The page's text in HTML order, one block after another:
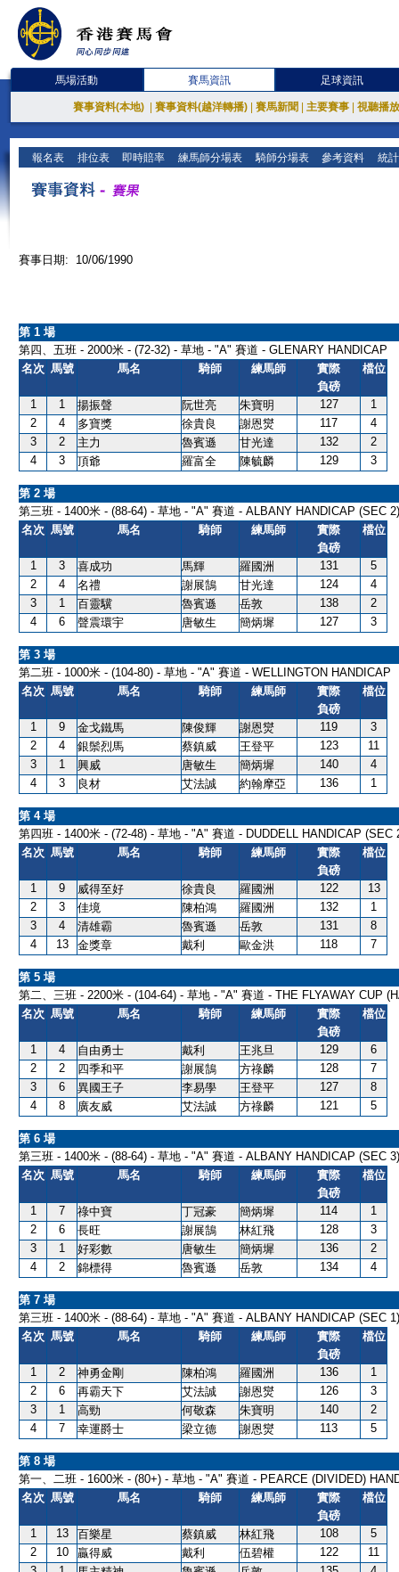
馬場活動 賽馬資訊 足球資訊
賽事資料(本地) 賽事資料(越洋轉播) 賽馬新聞 主要賽事 視聽播
報名表 排位表 即時賠率 練馬師分場表 騎師分場表 參考資料 統
賽事日期: 10/06/1990
第 1 場
第四、五班 - 2000米 - (72-32) - 草地 - "A" 賽道 - GLENARY HANDICAP
名次 馬號 馬名 騎師 練馬師
實際
負磅
檔位
1 1 揚振聲 阮世亮 朱寶明 127
1
2
4 多寶獎 徐貴良 謝恩爕 117
4
3
2 主力 魯賓遜 甘光達 132
2
4
3 頂爺 羅富全 陳毓麟 129 3
第 2 場
第三班 - 1400米 - (88-64) - 草地 - "A" 賽道 - ALBANY HANDICAP (SEC 2)
名次 馬號 馬名 騎師 練馬師
實際
負磅
檔位
1 3 喜成功 馬輝 羅國洲 131
5
2
4 名禮 謝展鵠 甘光達 124
4
3
1 百靈驥 魯賓遜 岳敦 138
2
4
6 聲震環宇 唐敏生 簡炳墀 127 3
第 3 場
第二班 - 1000米 - (104-80) - 草地 - "A" 賽道 - WELLINGTON HANDICAP
名次 馬號 馬名 騎師 練馬師
實際
負磅
檔位
1 9 金戈鐵馬 陳俊輝 謝恩爕 119
3
2
4 銀鬃烈馬 蔡鎮威 王登平 123
11
3
1 興威 唐敏生 簡炳墀 140
4
4
3 良材 艾法誠 約翰摩亞 136 1
第 4 場
第四班 - 1400米 - (72-48) - 草地 - "A" 賽道 - DUDDELL HANDICAP (SEC
名次 馬號 馬名 騎師 練馬師
實際
負磅
檔位
1 9 威得至好 徐貴良 羅國洲 122
13
2
3 佳境 陳柏鴻 羅國洲 132
1
3
4 清雄霸 魯賓遜 岳敦 131
8
4
13 金獎章 戴利 歐金洪 118 7
第 5 場
第二、三班 - 2200米 - (104-64) - 草地 - "A" 賽道 - THE FLYAWAY CUP
名次 馬號 馬名 騎師 練馬師
實際
負磅
檔位
1 4 自由勇士 戴利 王兆旦 129
6
2
2 四季和平 謝展鵠 方祿麟 128
7
3
6 異國王子 李易學 王登平 127
8
4
8 廣友威 艾法誠 方祿麟 121 5
第 6 場
第三班 - 1400米 - (88-64) - 草地 - "A" 賽道 - ALBANY HANDICAP (SEC 3)
名次 馬號 馬名 騎師 練馬師
實際
負磅
檔位
1 7 祿中寶 丁冠豪 簡炳墀 114
1
2
6 長旺 謝展鵠 林紅飛 128
3
3
1 好彩數 唐敏生 簡炳墀 136
2
4
2 錦標得 魯賓遜 岳敦 134 4
第 7 場
第三班 - 1400米 - (88-64) - 草地 - "A" 賽道 - ALBANY HANDICAP (SEC 1)
名次 馬號 馬名 騎師 練馬師
實際
負磅
檔位
1 2 神勇金剛 陳柏鴻 羅國洲 136
1
2
6 再霸天下 艾法誠 謝恩爕 126
3
3
1 高勁 何敬森 朱寶明 140
2
4
7 幸運爵士 梁立德 謝恩爕 113 5
第 8 場
第一、二班 - 1600米 - (80+) - 草地 - "A" 賽道 - PEARCE (DIVIDED)
名次 馬號 馬名 騎師 練馬師
實際
負磅
檔位
1 13 百樂星 蔡鎮威 林紅飛 108
5
2
10 贏得威 戴利 伍碧權 122
11